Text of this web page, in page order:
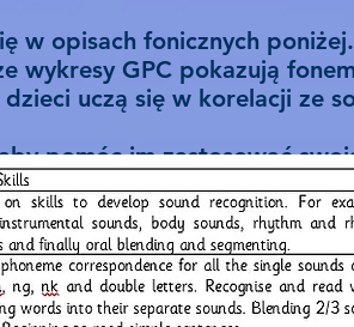
w opisach fonicznych
wykresy GPC pokazują
uczą się w korelacji ze
pomóc im zastosować
pokazane poniżej.